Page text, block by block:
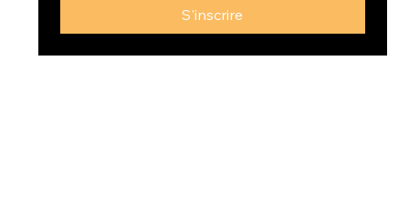
S'inscrire